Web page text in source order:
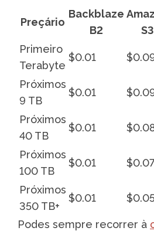
Preçário
Backblaze
B2
S3
Primeiro
Terabyte
$0.01
Próximos
9 TB
$0.01
Próximos
40 TB
$0.01
Próximos
100 TB
$0.01
Próximos
350 TB+
$0.01
Podes sempre recorrer à